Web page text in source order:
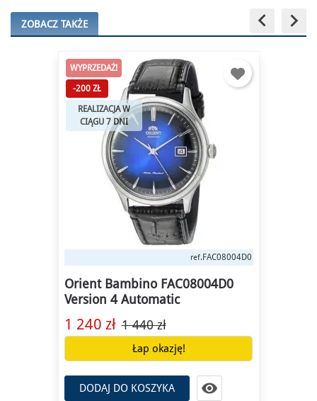
ZOBACZ TAKŻE keyboard_arrow_left
WYPRZEDAŻ!
-200 ZŁ
REALIZACJA W
CIĄGU 7 DNI
ref.FAC08004D0
Orient Bambino FAC08004D0
Version 4 Automatic
1 240 zł 1 440 zł
Łap okazję!
DODAJ DO KOSZYKA 
keyboard_arrow_right